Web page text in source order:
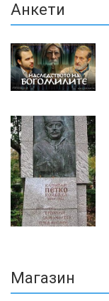
Анкети
Магазин